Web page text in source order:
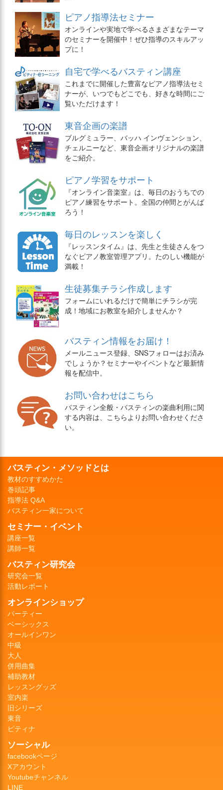
ピアノ指導法セミナー
オンラインや実地で学べるさまざまなテーマ
のセミナーを開催中！ぜひ指導のスキルアッ
プに！
自宅で学べるバスティン講座
これまでに開催した豊富なピアノ指導法セミ
ナーが、いつでもどこでも、好きな時間にご
覧いただけます！
東音企画の楽譜
ブルグミュラー、バッハ インヴェンション、
チェルニーなど、東音企画オリジナルの楽譜
をご紹介。
ピアノ学習をサポート
『オンライン音楽室』は、毎日のおうちでの
ピアノ練習をサポート。全国の仲間とがんば
ろう！
毎日のレッスンを楽しく
『レッスンタイム』は、先生と生徒さんをつ
なぐピアノ教室管理アプリ。たのしい機能が
満載！
生徒募集チラシ作成します
フォームにいれるだけで簡単にチラシが完
成！地域にお教室を紹介しませんか？
バスティン情報をお届け！
メールニュース登録、SNSフォローはお済み
でしょうか？セミナーやイベントなど最新情
報を配信中。
お問い合わせはこちら
バスティン全般・バスティンの楽曲利用に関
する内容は、こちらよりお問い合わせくださ
い。
バスティン・メソッドとは
教材のすすめかた
巻頭記事
指導法 Q&A
バスティン一家について
セミナー・イベント
講座一覧
講師一覧
バスティン研究会
研究会一覧
活動レポート
オンラインショップ
パーティー
ベーシックス
オールインワン
中級
大人
併用曲集
補助教材
レッスングッズ
室内楽
旧シリーズ
東音
ピティナ
ソーシャル
facebookページ
Xアカウント
Youtubeチャンネル
LINE